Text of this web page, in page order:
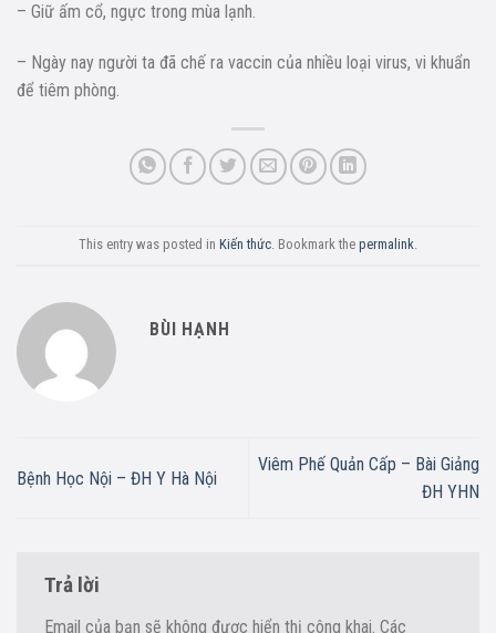
– Giữ ấm cổ, ngực trong mùa lạnh.
– Ngày nay người ta đã chế ra vaccin của nhiều loại virus, vi khuẩn
để tiêm phòng.
This entry was posted in Kiến thức. Bookmark the permalink.
BÙI HẠNH
Bệnh Học Nội – ĐH Y Hà Nội
Viêm Phế Quản Cấp – Bài Giảng
ĐH YHN
Trả lời
Email của bạn sẽ không được hiển thị công khai. Các